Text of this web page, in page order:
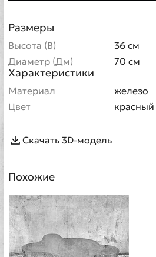
Размеры
Высота (В)
36 см
Диаметр (Дм)
70 см
Характеристики
Материал
железо
Цвет
красный
Скачать 3D-модель
Похожие